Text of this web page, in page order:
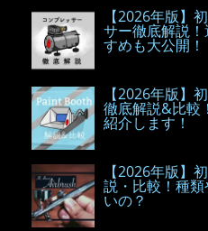
【2026年版】
サー徹底解説
すめも大公開！
【2026年版】
徹底解説&比較
紹介します！
【2026年版】
説・比較！種
いの？